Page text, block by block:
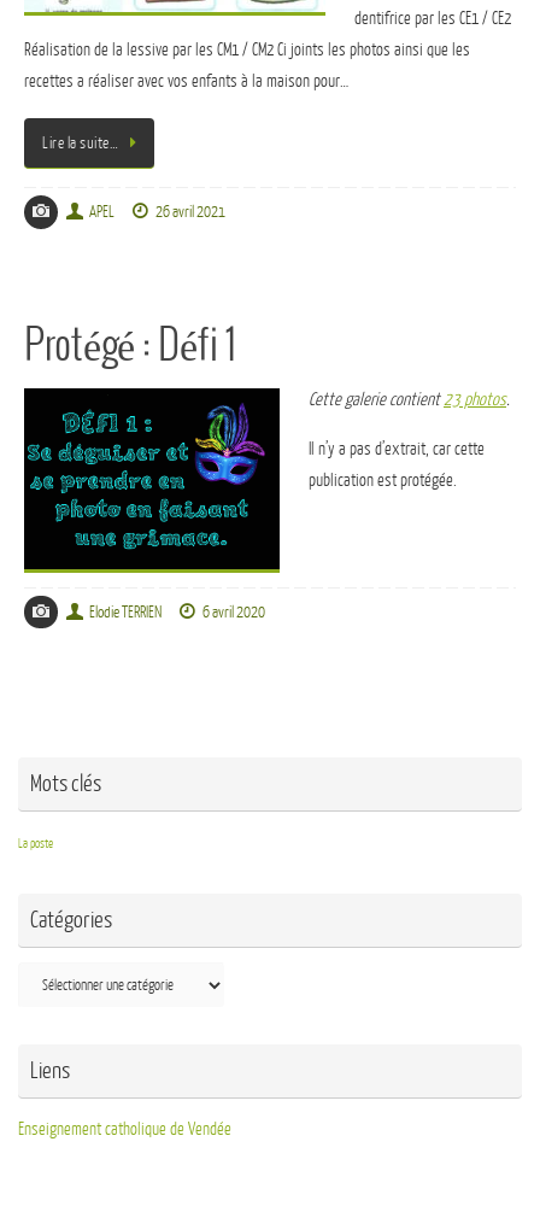
dentifrice par les CE1 / CE2
Réalisation de la lessive par les CM1 / CM2 Ci joints les photos ainsi que les
recettes a réaliser avec vos enfants à la maison pour…
Lire la suite…
APEL 26 avril 2021
Protégé : Défi 1
Cette galerie contient23 photos.
Il n’y a pas d’extrait, car cette
publication est protégée.
Elodie TERRIEN 6 avril 2020
Mots clés
La poste
Catégories
Liens
Enseignement catholique de Vendée